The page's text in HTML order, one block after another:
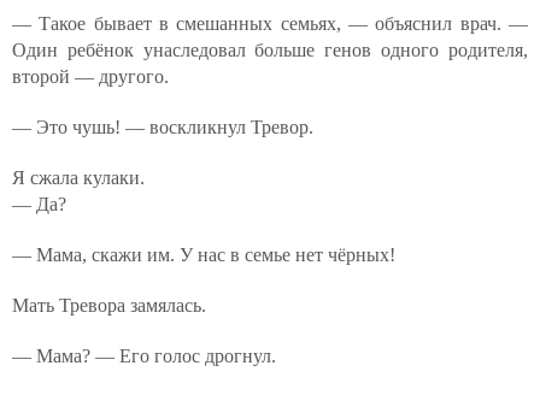
— Такое бывает в смешанных семьях, — объяснил врач. —
Один ребёнок унаследовал больше генов одного родителя,
второй — другого.
— Это чушь! — воскликнул Тревор.
Я сжала кулаки.
— Да?
— Мама, скажи им. У нас в семье нет чёрных!
Мать Тревора замялась.
— Мама? — Его голос дрогнул.